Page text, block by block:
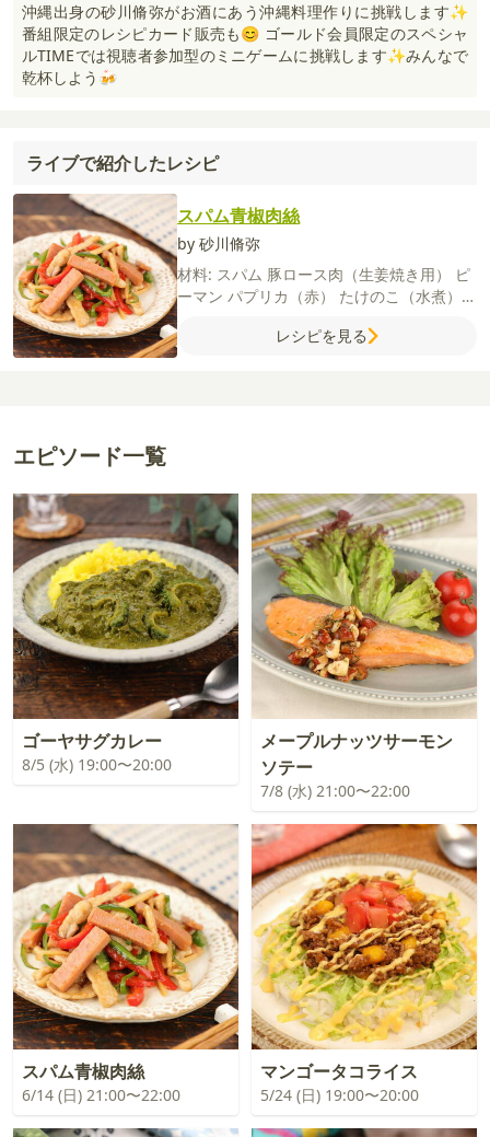
沖縄出身の砂川脩弥がお酒にあう沖縄料理作りに挑戦します✨
番組限定のレシピカード販売も😊 ゴールド会員限定のスペシャ
ルTIMEでは視聴者参加型のミニゲームに挑戦します✨みんなで
乾杯しよう🍻
ライブで紹介したレシピ
スパム青椒肉絲
by 砂川脩弥
材料: スパム 豚ロース肉（生姜焼き用）
ピ
ーマン パプリカ（赤） たけのこ（水煮）
（すりおろし）にんにく（すりおろし）
レシピを見る
エピソード一覧
ゴーヤサグカレー
8/5 (水) 19:00〜20:00
メープルナッツサーモン
ソテー
7/8 (水) 21:00〜22:00
スパム青椒肉絲
6/14 (日) 21:00〜22:00
マンゴータコライス
5/24 (日) 19:00〜20:00